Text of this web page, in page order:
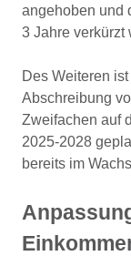
angehoben und
3 Jahre verkürzt
Des Weiteren
Abschreibung
Zweifachen auf
2025-2028
bereits im